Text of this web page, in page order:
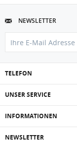
NEWSLETTER
TELEFON
UNSER SERVICE
INFORMATIONEN
NEWSLETTER